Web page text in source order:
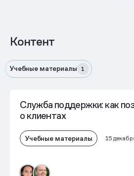
Контент
Учебные материалы 1
Служба поддержки: как
о клиентах
Учебные материалы 15